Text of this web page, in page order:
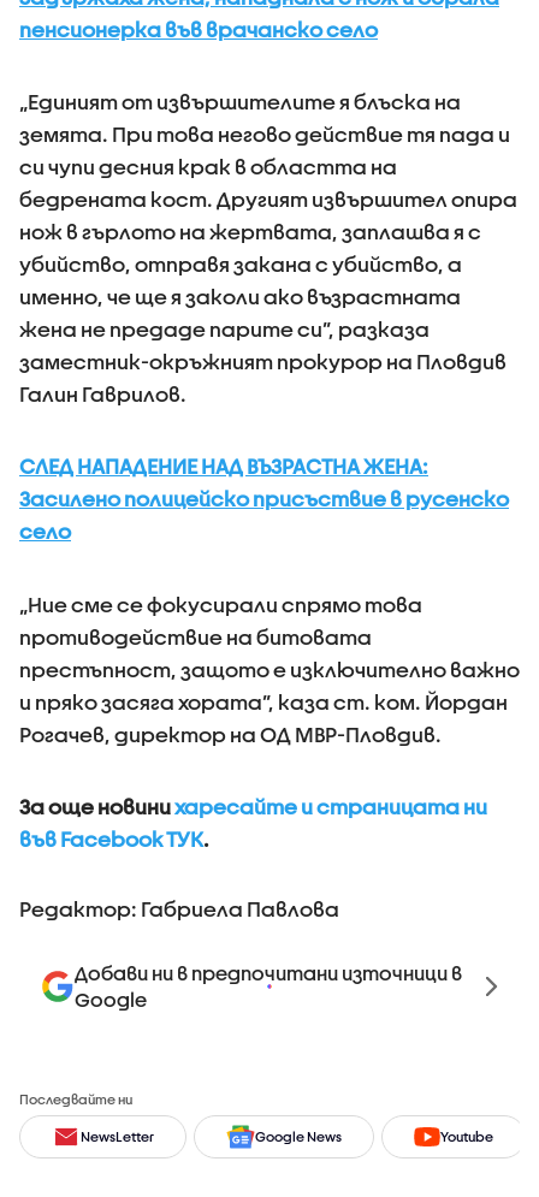
пенсионерка във врачанско село
„Единият от извършителите я блъска на
земята. При това негово действие тя пада и
си чупи десния крак в областта на
бедрената кост. Другият извършител опира
нож в гърлото на жертвата, заплашва я с
убийство, отправя закана с убийство, а
именно, че ще я заколи ако възрастната
жена не предаде парите си”, разказа
заместник-окръжният прокурор на Пловдив
Галин Гаврилов.
СЛЕД НАПАДЕНИЕ НАД ВЪЗРАСТНА ЖЕНА:
Засилено полицейско присъствие в русенско
село
„Ние сме се фокусирали спрямо това
противодействие на битовата
престъпност, защото е изключително важно
и пряко засяга хората”, каза ст. ком. Йордан
Рогачев, директор на ОД МВР-Пловдив.
За още новинихаресайте и страницата ни
във Facebook ТУК.
Редактор: Габриела Павлова
Добави ни в предпочитани източници в
Google
Последвайте ни
NewsLetter Google News Youtube